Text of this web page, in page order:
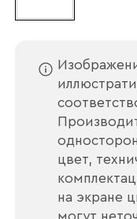
цвет,
на экране
могут
Ваш email